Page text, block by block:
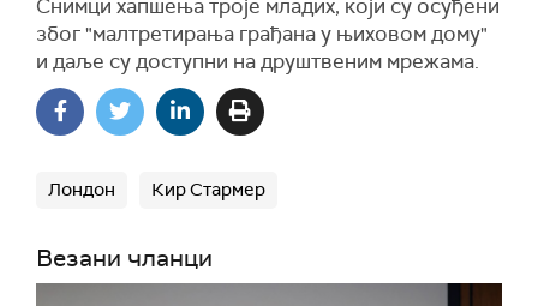
Снимци хапшења троје младих, који су осуђени
због "малтретирања грађана у њиховом дому"
и даље су доступни на друштвеним мрежама.
Лондон Кир Стармер
Везани чланци